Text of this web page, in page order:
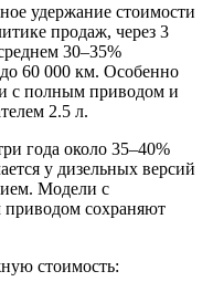
удержание стоимости
продаж, через 3
30–35%
60 000 км. Особенно
с полным приводом и
2.5 л.
года около 35–40%
у дизельных версий
Модели с
приводом сохраняют
стоимость: